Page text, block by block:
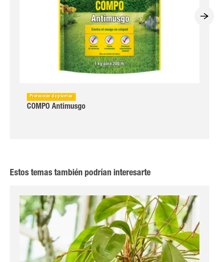
Protección de plantas
COMPO Antimusgo
Estos temas también podrían interesarte